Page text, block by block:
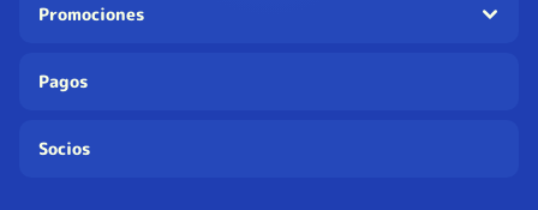
Promociones
Pagos
Socios